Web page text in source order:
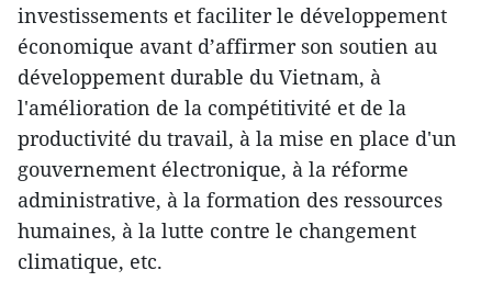
investissements et faciliter le développement
économique avant d’affirmer son soutien au
développement durable du Vietnam, à
l'amélioration de la compétitivité et de la
productivité du travail, à la mise en place d'un
gouvernement électronique, à la réforme
administrative, à la formation des ressources
humaines, à la lutte contre le changement
climatique, etc.